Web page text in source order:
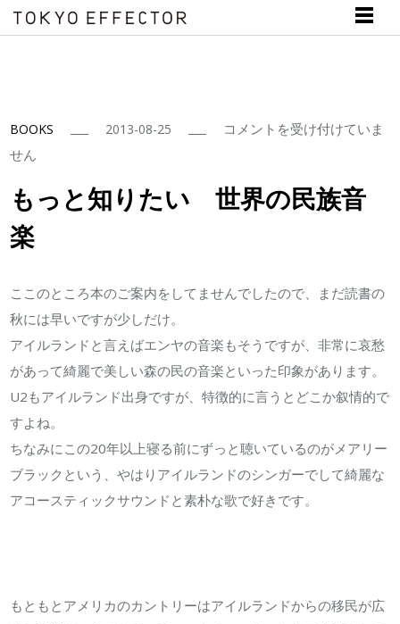
BOOKS 2013-08-25
も
知
民
は
コメントを受け付けていま
せん
もっと知りたい 世界の民族音
楽
ここのところ本のご案内をしてませんでしたので、まだ読書の
秋には早いですが少しだけ。
アイルランドと言えばエンヤの音楽もそうですが、非常に哀愁
があって綺麗で美しい森の民の音楽といった印象があります。
U2もアイルランド出身ですが、特徴的に言うとどこか叙情的で
すよね。
ちなみにこの20年以上寝る前にずっと聴いているのがメアリー
ブラックという、やはりアイルランドのシンガーでして綺麗な
アコースティックサウンドと素朴な歌で好きです。
もともとアメリカのカントリーはアイルランドからの移民が広